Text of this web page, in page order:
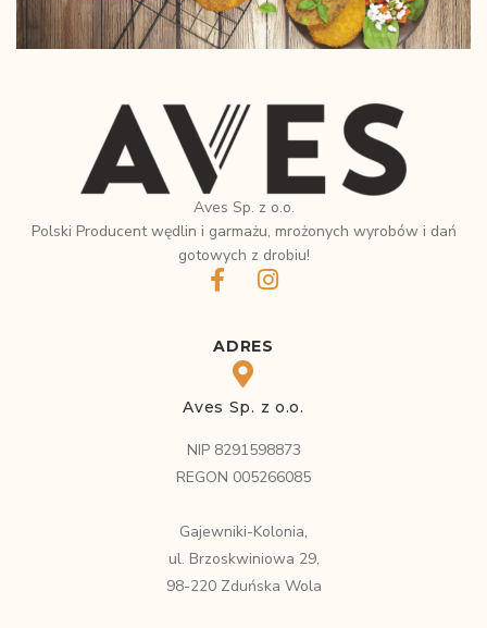
Aves Sp. z o.o.
Polski Producent wędlin i garmażu, mrożonych wyrobów i dań
gotowych z drobiu!
ADRES
Aves Sp. z o.o.
NIP 8291598873
REGON 005266085
Gajewniki-Kolonia,
ul. Brzoskwiniowa 29,
98-220 Zduńska Wola